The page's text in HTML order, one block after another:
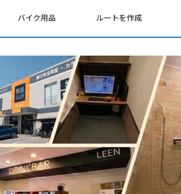
バイク用品 ルートを作成